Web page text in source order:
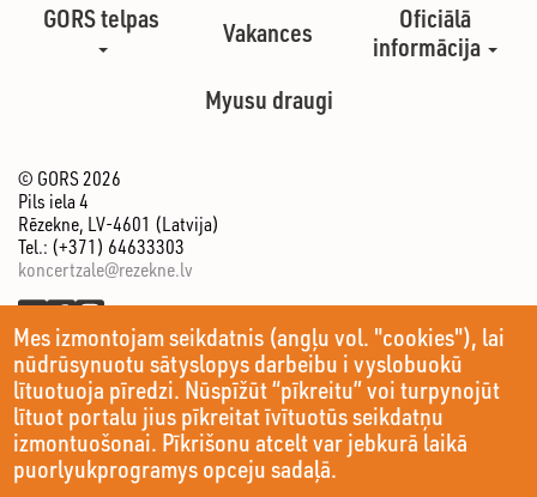
Mes izmontojam seikdatnis (angļu vol. "cookies"), lai
nūdrūsynuotu sātyslopys darbeibu i vyslobuokū
lītuotuoja pīredzi. Nūspīžūt “pīkreitu” voi turpynojūt
lītuot portalu jius pīkreitat īvītuotūs seikdatņu
izmontuošonai. Pīkrišonu atcelt var jebkurā laikā
puorlyukprogramys opceju sadaļā.
GORS telpas
Vakances
Oficiālā
informācija
Myusu draugi
© GORS 2026
Pils iela 4
Rēzekne, LV-4601 (Latvija)
Tel.: (+371) 64633303
koncertzale@rezekne.lv